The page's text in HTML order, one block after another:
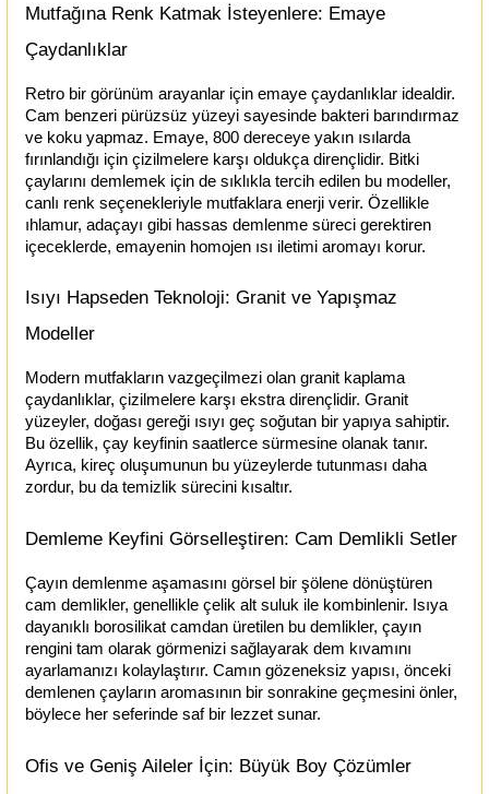
Mutfağına Renk Katmak İsteyenlere: Emaye
Çaydanlıklar
Retro bir görünüm arayanlar için emaye çaydanlıklar idealdir.
Cam benzeri pürüzsüz yüzeyi sayesinde bakteri barındırmaz
ve koku yapmaz. Emaye, 800 dereceye yakın ısılarda
fırınlandığı için çizilmelere karşı oldukça dirençlidir. Bitki
çaylarını demlemek için de sıklıkla tercih edilen bu modeller,
canlı renk seçenekleriyle mutfaklara enerji verir. Özellikle
ıhlamur, adaçayı gibi hassas demlenme süreci gerektiren
içeceklerde, emayenin homojen ısı iletimi aromayı korur.
Isıyı Hapseden Teknoloji: Granit ve Yapışmaz
Modeller
Modern mutfakların vazgeçilmezi olan granit kaplama
çaydanlıklar, çizilmelere karşı ekstra dirençlidir. Granit
yüzeyler, doğası gereği ısıyı geç soğutan bir yapıya sahiptir.
Bu özellik, çay keyfinin saatlerce sürmesine olanak tanır.
Ayrıca, kireç oluşumunun bu yüzeylerde tutunması daha
zordur, bu da temizlik sürecini kısaltır.
Demleme Keyfini Görselleştiren: Cam Demlikli Setler
Çayın demlenme aşamasını görsel bir şölene dönüştüren
cam demlikler, genellikle çelik alt suluk ile kombinlenir. Isıya
dayanıklı borosilikat camdan üretilen bu demlikler, çayın
rengini tam olarak görmenizi sağlayarak dem kıvamını
ayarlamanızı kolaylaştırır. Camın gözeneksiz yapısı, önceki
demlenen çayların aromasının bir sonrakine geçmesini önler,
böylece her seferinde saf bir lezzet sunar.
Ofis ve Geniş Aileler İçin: Büyük Boy Çözümler